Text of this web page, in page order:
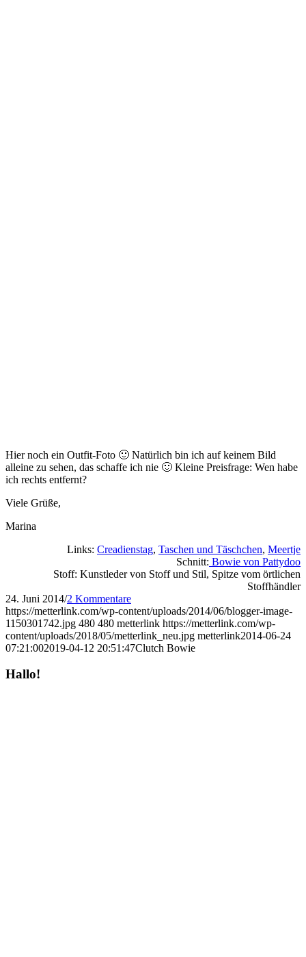
Hier noch ein Outfit-Foto 🙂 Natürlich bin ich auf keinem Bild
alleine zu sehen, das schaffe ich nie 🙂 Kleine Preisfrage: Wen habe
ich rechts entfernt?
Viele Grüße,
Marina
Links: Creadienstag, Taschen und Täschchen, Meertje
Schnitt: Bowie von Pattydoo
Stoff: Kunstleder von Stoff und Stil, Spitze vom örtlichen
Stoffhändler
24. Juni 2014/2 Kommentare
https://metterlink.com/wp-content/uploads/2014/06/blogger-image-
1150301742.jpg 480 480 metterlink https://metterlink.com/wp-
content/uploads/2018/05/metterlink_neu.jpg metterlink2014-06-24
07:21:002019-04-12 20:51:47Clutch Bowie
Hallo!